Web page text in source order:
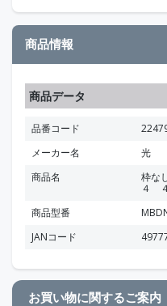
商品情報
商品データ
品番コード
メーカー名
光
商品名
枠な
４
商品型番
JANコード
お買い物に関するご案内